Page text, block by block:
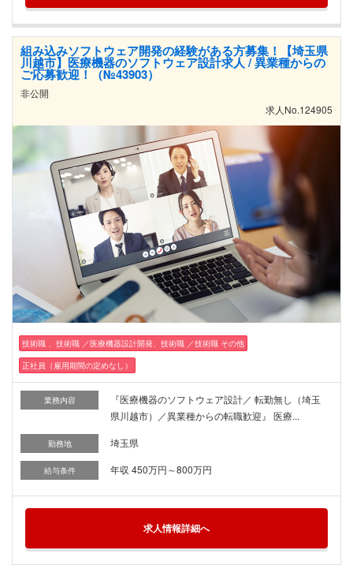
組み込みソフトウェア開発の経験がある方募集！【埼玉県
川越市】医療機器のソフトウェア設計求人 / 異業種からの
ご応募歓迎！（№43903）
非公開
求人No.124905
技術職 、技術職 ／医療機器設計開発、技術職 ／技術職 その他
正社員（雇用期間の定めなし）
業務内容
『医療機器のソフトウェア設計／ 転勤無し（埼玉
県川越市）／異業種からの転職歓迎』 医療...
勤務地 埼玉県
給与条件 年収 450万円～800万円
求人情報詳細へ